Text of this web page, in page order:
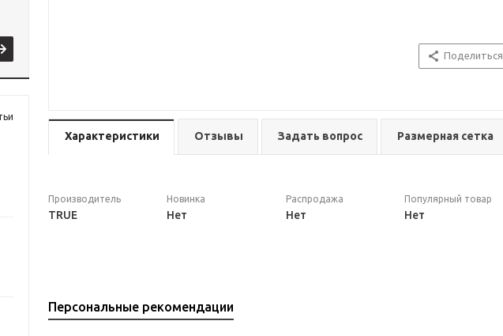
Поделиться
Характеристики Отзывы Задать вопрос Размерная сетка
Производитель
TRUE
Новинка
Нет
Распродажа
Нет
Популярный товар
Нет
Персональные рекомендации